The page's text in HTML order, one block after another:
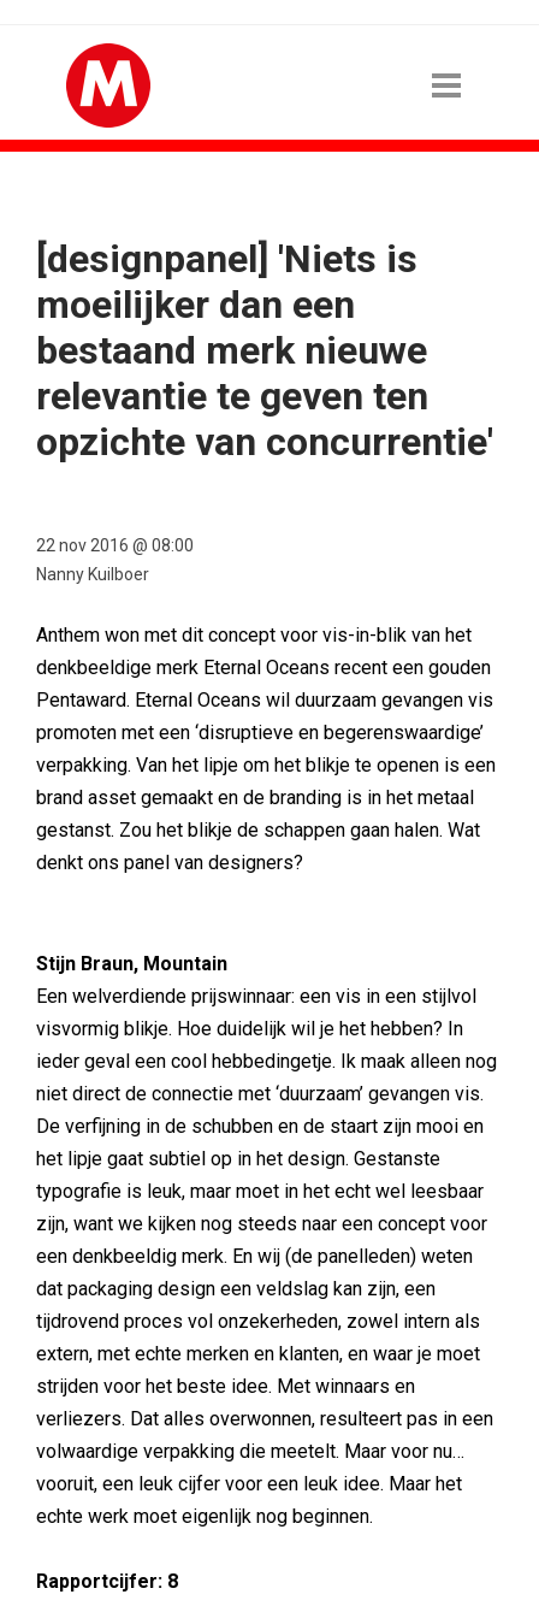
[designpanel] 'Niets is
moeilijker dan een
bestaand merk nieuwe
relevantie te geven ten
opzichte van concurrentie'
22 nov 2016 @ 08:00
Nanny Kuilboer
Anthem won met dit concept voor vis-in-blik van het
denkbeeldige merk Eternal Oceans recent een gouden
Pentaward. Eternal Oceans wil duurzaam gevangen vis
promoten met een ‘disruptieve en begerenswaardige’
verpakking. Van het lipje om het blikje te openen is een
brand asset gemaakt en de branding is in het metaal
gestanst. Zou het blikje de schappen gaan halen. Wat
denkt ons panel van designers?
Stijn Braun, Mountain
Een welverdiende prijswinnaar: een vis in een stijlvol
visvormig blikje. Hoe duidelijk wil je het hebben? In
ieder geval een cool hebbedingetje. Ik maak alleen nog
niet direct de connectie met ‘duurzaam’ gevangen vis.
De verfijning in de schubben en de staart zijn mooi en
het lipje gaat subtiel op in het design. Gestanste
typografie is leuk, maar moet in het echt wel leesbaar
zijn, want we kijken nog steeds naar een concept voor
een denkbeeldig merk. En wij (de panelleden) weten
dat packaging design een veldslag kan zijn, een
tijdrovend proces vol onzekerheden, zowel intern als
extern, met echte merken en klanten, en waar je moet
strijden voor het beste idee. Met winnaars en
verliezers. Dat alles overwonnen, resulteert pas in een
volwaardige verpakking die meetelt. Maar voor nu…
vooruit, een leuk cijfer voor een leuk idee. Maar het
echte werk moet eigenlijk nog beginnen.
Rapportcijfer: 8